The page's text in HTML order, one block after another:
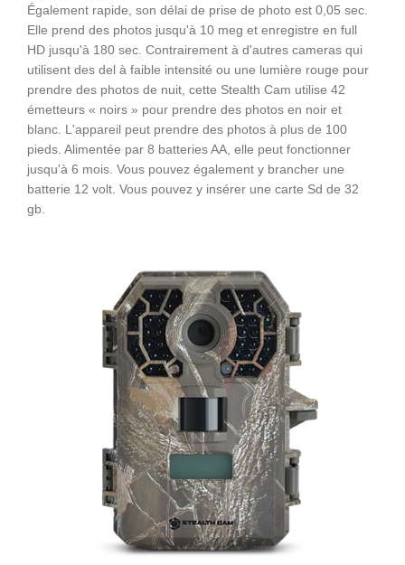
Également rapide, son délai de prise de photo est 0,05 sec.
Elle prend des photos jusqu'à 10 meg et enregistre en full
HD jusqu'à 180 sec. Contrairement à d'autres cameras qui
utilisent des del à faible intensité ou une lumière rouge pour
prendre des photos de nuit, cette Stealth Cam utilise 42
émetteurs « noirs » pour prendre des photos en noir et
blanc. L'appareil peut prendre des photos à plus de 100
pieds. Alimentée par 8 batteries AA, elle peut fonctionner
jusqu'à 6 mois. Vous pouvez également y brancher une
batterie 12 volt. Vous pouvez y insérer une carte Sd de 32
gb.